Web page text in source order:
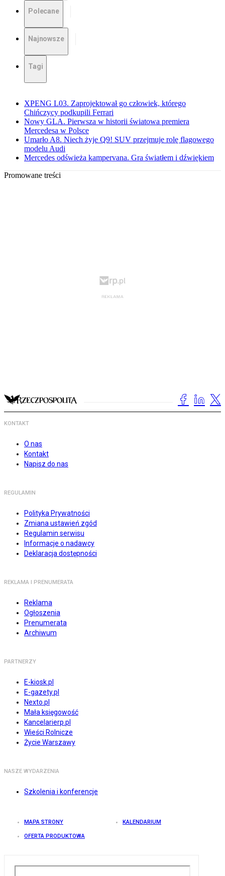
Polecane
Najnowsze
Tagi
XPENG L03. Zaprojektował go człowiek, którego
Chińczycy podkupili Ferrari
Nowy GLA. Pierwsza w historii światowa premiera
Mercedesa w Polsce
Umarło A8. Niech żyje Q9! SUV przejmuje rolę flagowego
modelu Audi
Mercedes odświeża kampervana. Gra światłem i dźwiękiem
Promowane treści
KONTAKT
O nas
Kontakt
Napisz do nas
REGULAMIN
Polityka Prywatności
Zmiana ustawień zgód
Regulamin serwisu
Informacje o nadawcy
Deklaracja dostępności
REKLAMA I PRENUMERATA
Reklama
Ogłoszenia
Prenumerata
Archiwum
PARTNERZY
E-kiosk.pl
E-gazety.pl
Nexto.pl
Mała księgowość
Kancelarierp.pl
Wieści Rolnicze
Życie Warszawy
NASZE WYDARZENIA
Szkolenia i konferencje
MAPA STRONY KALENDARIUM
OFERTA PRODUKTOWA